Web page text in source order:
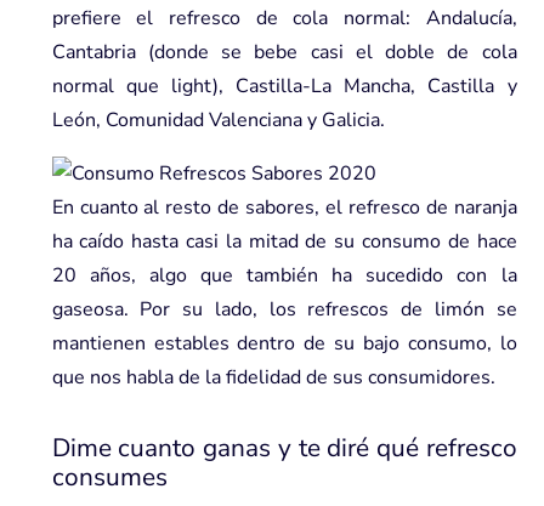
prefiere el refresco de cola normal: Andalucía,
Cantabria (donde se bebe casi el doble de cola
normal que light), Castilla-La Mancha, Castilla y
León, Comunidad Valenciana y Galicia.
En cuanto al resto de sabores, el refresco de naranja
ha caído hasta casi la mitad de su consumo de hace
20 años, algo que también ha sucedido con la
gaseosa. Por su lado, los refrescos de limón se
mantienen estables dentro de su bajo consumo, lo
que nos habla de la fidelidad de sus consumidores.
Dime cuanto ganas y te diré qué refresco
consumes